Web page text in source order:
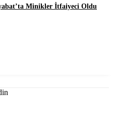
Minikler İtfaiyeci Oldu